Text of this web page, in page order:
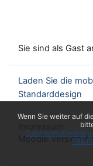
Wenn Sie weiter auf
Sie sind als Gast
Laden Sie die
Standarddesign
Moodle Version